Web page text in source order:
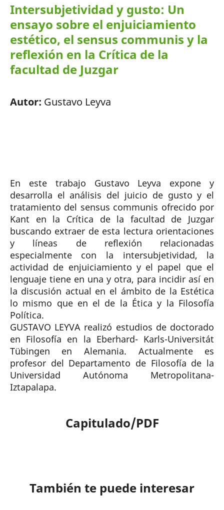
Intersubjetividad y gusto: Un
ensayo sobre el enjuiciamiento
estético, el sensus communis y la
reflexión en la Crítica de la
facultad de Juzgar
Autor: Gustavo Leyva
En este trabajo Gustavo Leyva expone y
desarrolla el análisis del juicio de gusto y el
tratamiento del sensus communis ofrecido por
Kant en la Crítica de la facultad de Juzgar
buscando extraer de esta lectura orientaciones
y líneas de reflexión relacionadas
especialmente con la intersubjetividad, la
actividad de enjuiciamiento y el papel que el
lenguaje tiene en una y otra, para incidir así en
la discusión actual en el ámbito de la Estética
lo mismo que en el de la Ética y la Filosofía
Política.
GUSTAVO LEYVA realizó estudios de doctorado
en Filosofía en la Eberhard- Karls-Universitát
Tübingen en Alemania. Actualmente es
profesor del Departamento de Filosofía de la
Universidad Autónoma Metropolitana-
Iztapalapa.
Capitulado/PDF
También te puede interesar